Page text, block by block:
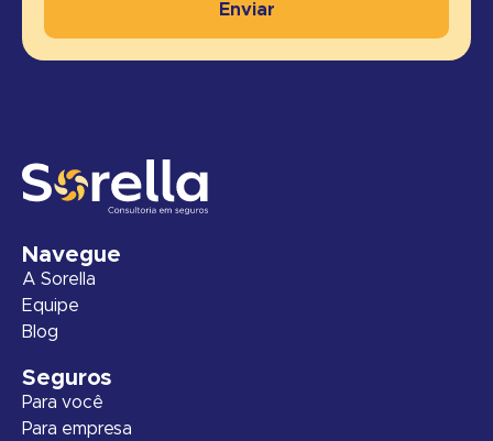
Enviar
Navegue
A Sorella
Equipe
Blog
Seguros
Para você
Para empresa